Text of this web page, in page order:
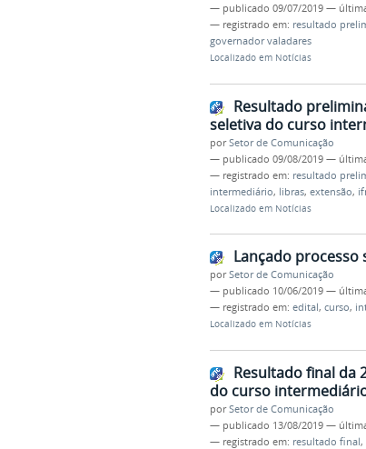
— publicado 09/07/2019 —
— registrado em: resultado
governador valadares
Localizado em Notícias
Resultado
seletiva do curso
porSetor de Comunicação
— publicado 09/08/2019 —
— registrado em: resultado
intermediário, libras, extensão,
Localizado em Notícias
Lançado
porSetor de Comunicação
— publicado 10/06/2019 —
— registrado em: edital, curso,
Localizado em Notícias
Resultado final da
do curso
porSetor de Comunicação
— publicado 13/08/2019 —
— registrado em: resultado final,